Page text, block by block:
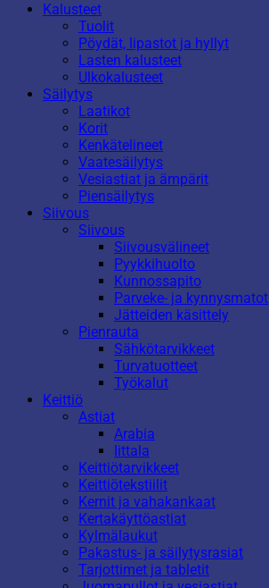
Kalusteet
Tuolit
Pöydät, lipastot ja hyllyt
Lasten kalusteet
Ulkokalusteet
Säilytys
Laatikot
Korit
Kenkätelineet
Vaatesäilytys
Vesiastiat ja ämpärit
Piensäilytys
Siivous
Siivous
Siivousvälineet
Pyykkihuolto
Kunnossapito
Parveke- ja kynnysmatot
Jätteiden käsittely
Pienrauta
Sähkötarvikkeet
Turvatuotteet
Työkalut
Keittiö
Astiat
Arabia
Iittala
Keittiötarvikkeet
Keittiötekstiilit
Kernit ja vahakankaat
Kertakäyttöastiat
Kylmälaukut
Pakastus- ja säilytysrasiat
Tarjottimet ja tabletit